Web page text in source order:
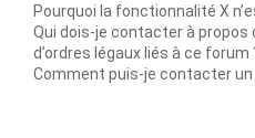
Pourquoi la fonctionnalité X
Qui dois-je contacter à propos
d’ordres légaux liés à ce forum
Comment puis-je contacter